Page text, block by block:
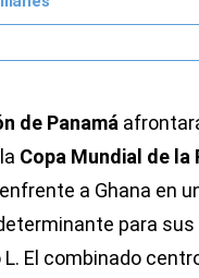
de Panamá
Copa Mundial de la
a Ghana en
para
L. El combinado